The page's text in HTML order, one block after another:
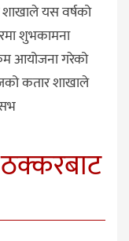
यस वर्षको
शुभकामना
आयोजना गरेको
कतार शाखाले